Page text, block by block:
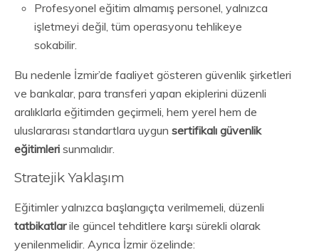
Profesyonel eğitim almamış personel, yalnızca
işletmeyi değil, tüm operasyonu tehlikeye
sokabilir.
Bu nedenle İzmir’de faaliyet gösteren güvenlik şirketleri
ve bankalar, para transferi yapan ekiplerini düzenli
aralıklarla eğitimden geçirmeli, hem yerel hem de
uluslararası standartlara uygun sertifikalı güvenlik
eğitimleri sunmalıdır.
Stratejik Yaklaşım
Eğitimler yalnızca başlangıçta verilmemeli, düzenli
tatbikatlarile güncel tehditlere karşı sürekli olarak
yenilenmelidir. Ayrıca İzmir özelinde: